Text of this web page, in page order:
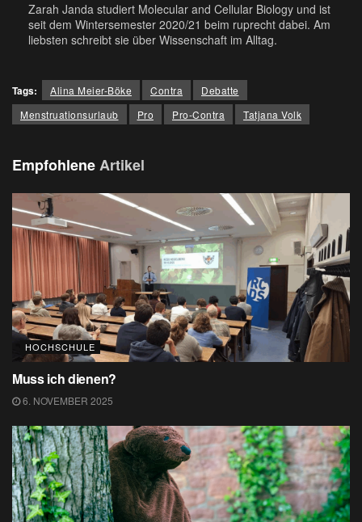
Zarah Janda studiert Molecular and Cellular Biology und ist
seit dem Wintersemester 2020/21 beim ruprecht dabei. Am
liebsten schreibt sie über Wissenschaft im Alltag.
Tags: Alina Meier-Böke Contra
Debatte
Menstruationsurlaub
Pro Pro-Contra Tatjana Volk
EmpfohleneArtikel
HOCHSCHULE
Muss ich dienen?
6. NOVEMBER 2025